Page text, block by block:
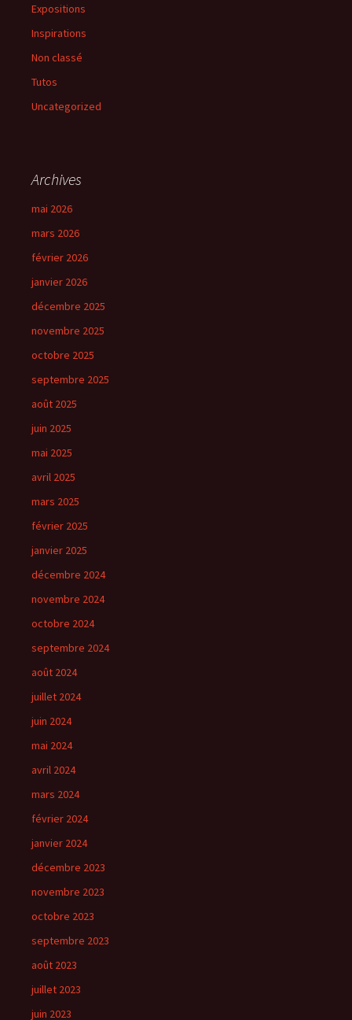
Expositions
Inspirations
Non classé
Tutos
Uncategorized
Archives
mai 2026
mars 2026
février 2026
janvier 2026
décembre 2025
novembre 2025
octobre 2025
septembre 2025
août 2025
juin 2025
mai 2025
avril 2025
mars 2025
février 2025
janvier 2025
décembre 2024
novembre 2024
octobre 2024
septembre 2024
août 2024
juillet 2024
juin 2024
mai 2024
avril 2024
mars 2024
février 2024
janvier 2024
décembre 2023
novembre 2023
octobre 2023
septembre 2023
août 2023
juillet 2023
juin 2023